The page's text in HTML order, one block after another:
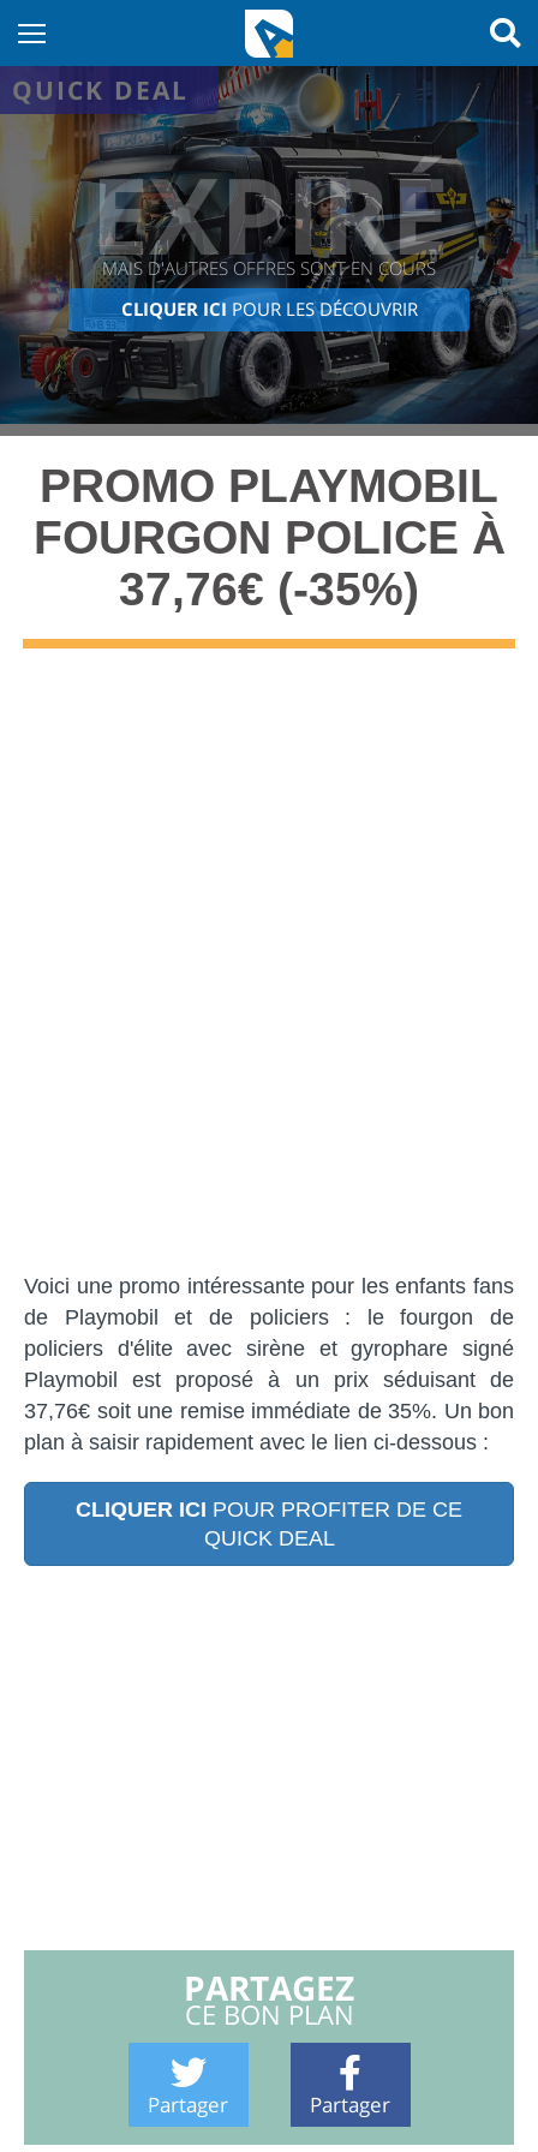
QUICK DEAL
EXPIRÉ
MAIS D'AUTRES OFFRES SONT EN COURS
CLIQUER ICI POUR LES DÉCOUVRIR
PROMO PLAYMOBIL
FOURGON POLICE À
37,76€ (-35%)
Voici une promo intéressante pour les enfants fans
de Playmobil et de policiers : le fourgon de
policiers d'élite avec sirène et gyrophare signé
Playmobil est proposé à un prix séduisant de
37,76€ soit une remise immédiate de 35%. Un bon
plan à saisir rapidement avec le lien ci-dessous :
CLIQUER ICI POUR PROFITER DE CE
QUICK DEAL
PARTAGEZ
CE BON PLAN
Partager Partager